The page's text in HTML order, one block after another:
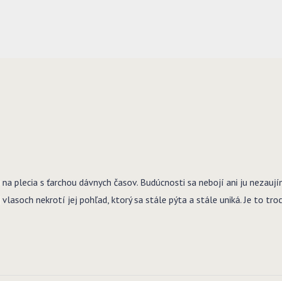
plecia s ťarchou dávnych časov. Budúcnosti sa nebojí ani ju
nekrotí jej pohľad, ktorý sa stále pýta a stále uniká. Je to